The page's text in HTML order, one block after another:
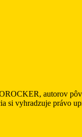
autorov
si vyhradzuje právo